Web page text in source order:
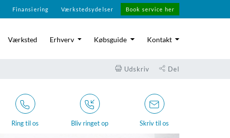
Finansiering Værkstedsydelser Book service her
Værksted Erhverv Købsguide Kontakt
Udskriv Del
Ring til os Bliv ringet op Skriv til os